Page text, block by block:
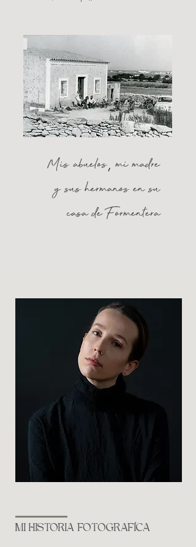
Mis abuelos,mi madre
y sus hermanos en su
casa de Formentera
MI HISTORIA FOTOGRAFÍCA